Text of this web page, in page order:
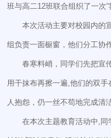
班与高二12班联合组织了一次“
本次活动主要对校园内的
组负责一面橱窗，他们分工协
春寒料峭，同学们先把宣
用干抹布再擦一遍,他们的双
人抱怨，仍一丝不苟地完成清
在本次主题教育活动中,同